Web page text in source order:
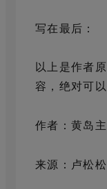
写在最后：
以上是作者
容，绝对可
作者：黄岛主
来源：卢松